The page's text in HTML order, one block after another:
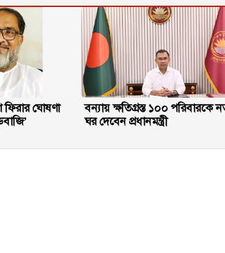
ফিরার ঘোষণা
বন্যায় ক্ষতিগ্রস্ত ১০০ পরিবারকে
ঘর দেবেন প্রধানমন্ত্রী